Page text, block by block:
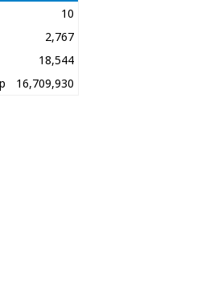
10
2,767
18,544
16,709,930